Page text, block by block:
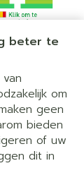
beter te
om
geen
bieden
of uw
dit in